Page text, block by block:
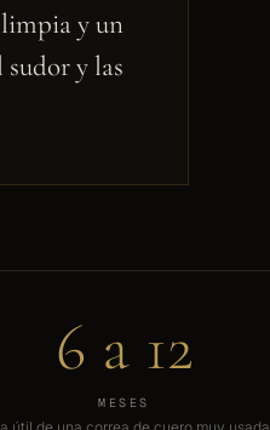
limpia y un
y las
6 a 12
MESES